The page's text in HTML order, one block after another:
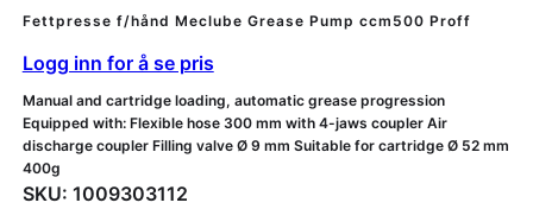
Fettpresse f/hånd Meclube Grease Pump ccm500 Proff
Logg inn for å se pris
Manual and cartridge loading, automatic grease progression
Equipped with: Flexible hose 300 mm with 4-jaws coupler Air
discharge coupler Filling valve Ø 9 mm Suitable for cartridge Ø 52 mm
400g
SKU: 1009303112